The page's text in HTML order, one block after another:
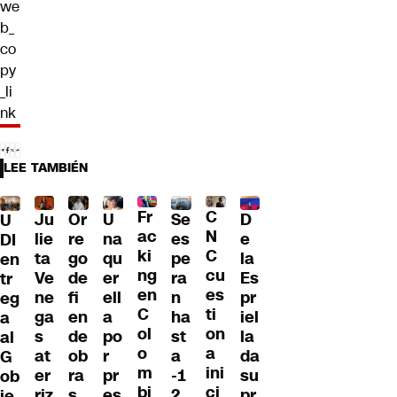
we
b_
co
py
_li
nk
LEE TAMBIÉN
U
DI
en
tr
eg
a
al
G
ob
Ju
lie
ta
Ve
ne
ga
s
at
er
Or
re
go
de
fi
en
de
ob
ra
U
na
qu
er
ell
a
po
r
pr
Fr
ac
ki
ng
en
C
ol
o
m
Se
es
pe
ra
n
ha
st
a
-1
C
N
C
cu
es
ti
on
a
ini
D
e
la
Es
pr
iel
la
da
su